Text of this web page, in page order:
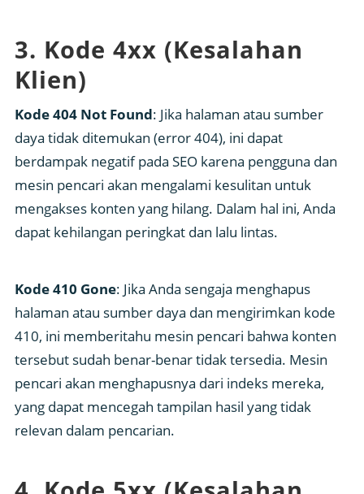
3. Kode 4xx (Kesalahan
Klien)
Kode 404 Not Found: Jika halaman atau sumber
daya tidak ditemukan (error 404), ini dapat
berdampak negatif pada SEO karena pengguna dan
mesin pencari akan mengalami kesulitan untuk
mengakses konten yang hilang. Dalam hal ini, Anda
dapat kehilangan peringkat dan lalu lintas.
Kode 410 Gone: Jika Anda sengaja menghapus
halaman atau sumber daya dan mengirimkan kode
410, ini memberitahu mesin pencari bahwa konten
tersebut sudah benar-benar tidak tersedia. Mesin
pencari akan menghapusnya dari indeks mereka,
yang dapat mencegah tampilan hasil yang tidak
relevan dalam pencarian.